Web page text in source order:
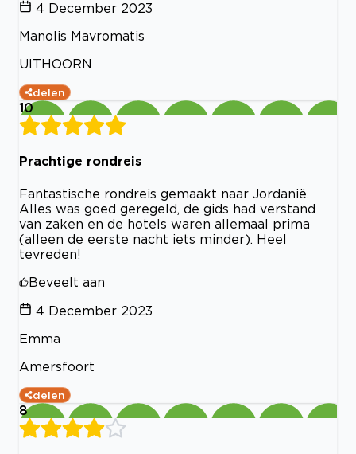
4 December 2023
Manolis Mavromatis
UITHOORN
delen
10
Prachtige rondreis
Fantastische rondreis gemaakt naar Jordanië.
Alles was goed geregeld, de gids had verstand
van zaken en de hotels waren allemaal prima
(alleen de eerste nacht iets minder). Heel
tevreden!
Beveelt aan
4 December 2023
Emma
Amersfoort
delen
8